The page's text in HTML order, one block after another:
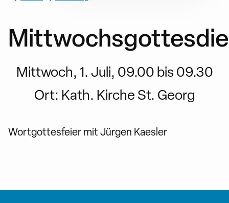
Mittwoch, 1. Juli, 09.00 bis 09.30
Ort: Kath. Kirche St. Georg
Wortgottesfeier mit Jürgen Kaesler